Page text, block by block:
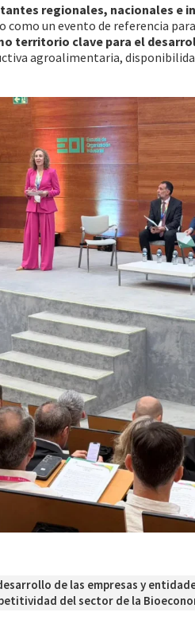
regionales, nacionales e
como un evento de referencia
territorio clave para el
agroalimentaria,
de las empresas y
del sector de la